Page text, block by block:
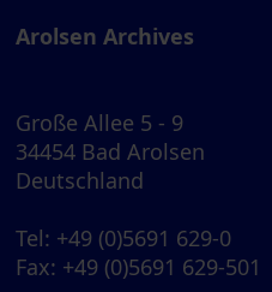
Arolsen Archives
Große Allee 5 - 9
34454 Bad Arolsen
Deutschland
Tel: +49 (0)5691 629-0
Fax: +49 (0)5691 629-501